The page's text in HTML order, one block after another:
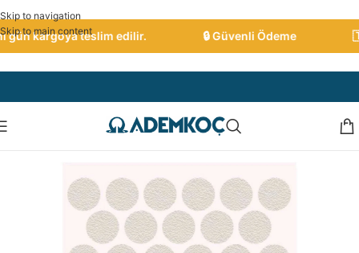
Skip to navigation
Skip to main content
kargoya teslim edilir. 🔒 Güvenli Ödeme